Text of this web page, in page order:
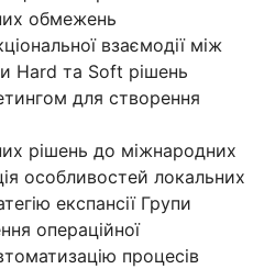
обмежень
взаємодії між
Hard та Soft рішень
для створення
рішень до міжнародних
особливостей локальних
експансії Групи
операційної
процесів